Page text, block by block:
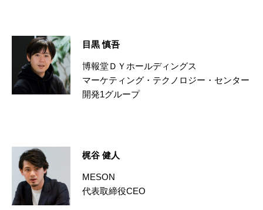
目黒 慎吾
博報堂ＤＹホールディングス
マーケティング・テクノロジー・センター
開発1グループ
梶谷 健人
MESON
代表取締役CEO